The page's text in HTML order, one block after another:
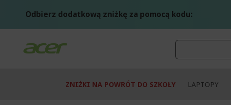
Odbierz dodatkową zniżkę za pomocą kodu:
ZNIŻKI NA POWRÓT DO SZKOŁY LAPTOPY